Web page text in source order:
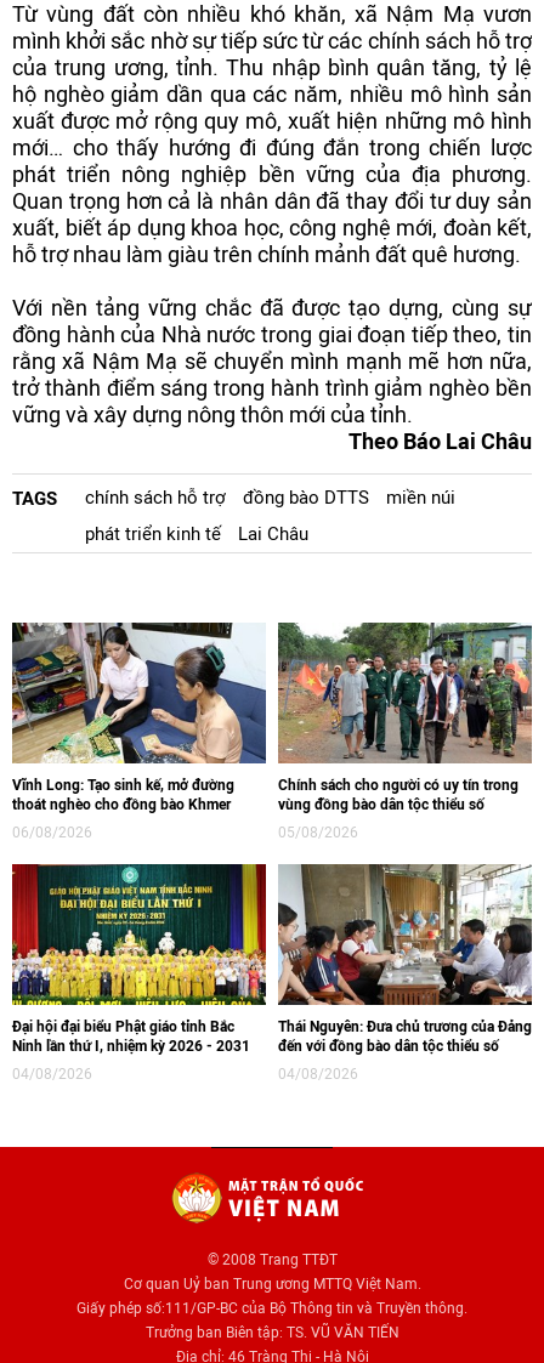
Từ vùng đất còn nhiều khó khăn, xã Nậm Mạ vươn
mình khởi sắc nhờ sự tiếp sức từ các chính sách hỗ trợ
của trung ương, tỉnh. Thu nhập bình quân tăng, tỷ lệ
hộ nghèo giảm dần qua các năm, nhiều mô hình sản
xuất được mở rộng quy mô, xuất hiện những mô hình
mới… cho thấy hướng đi đúng đắn trong chiến lược
phát triển nông nghiệp bền vững của địa phương.
Quan trọng hơn cả là nhân dân đã thay đổi tư duy sản
xuất, biết áp dụng khoa học, công nghệ mới, đoàn kết,
hỗ trợ nhau làm giàu trên chính mảnh đất quê hương.
Với nền tảng vững chắc đã được tạo dựng, cùng sự
đồng hành của Nhà nước trong giai đoạn tiếp theo, tin
rằng xã Nậm Mạ sẽ chuyển mình mạnh mẽ hơn nữa,
trở thành điểm sáng trong hành trình giảm nghèo bền
vững và xây dựng nông thôn mới của tỉnh.
Theo Báo Lai Châu
TAGS chính sách hỗ trợ đồng bào DTTS
miền núi
phát triển kinh tế
Lai Châu
Vĩnh Long: Tạo sinh kế, mở đường
thoát nghèo cho đồng bào Khmer
06/08/2026
Chính sách cho người có uy tín trong
vùng đồng bào dân tộc thiểu số
05/08/2026
Đại hội đại biểu Phật giáo tỉnh Bắc
Ninh lần thứ I, nhiệm kỳ 2026 - 2031
04/08/2026
Thái Nguyên: Đưa chủ trương của Đảng
đến với đồng bào dân tộc thiểu số
04/08/2026
© 2008 Trang TTĐT
Cơ quan Uỷ ban Trung ương MTTQ Việt Nam.
Giấy phép số:111/GP-BC của Bộ Thông tin và Truyền thông.
Trưởng ban Biên tập: TS. VŨ VĂN TIẾN
Địa chỉ: 46 Tràng Thi - Hà Nội